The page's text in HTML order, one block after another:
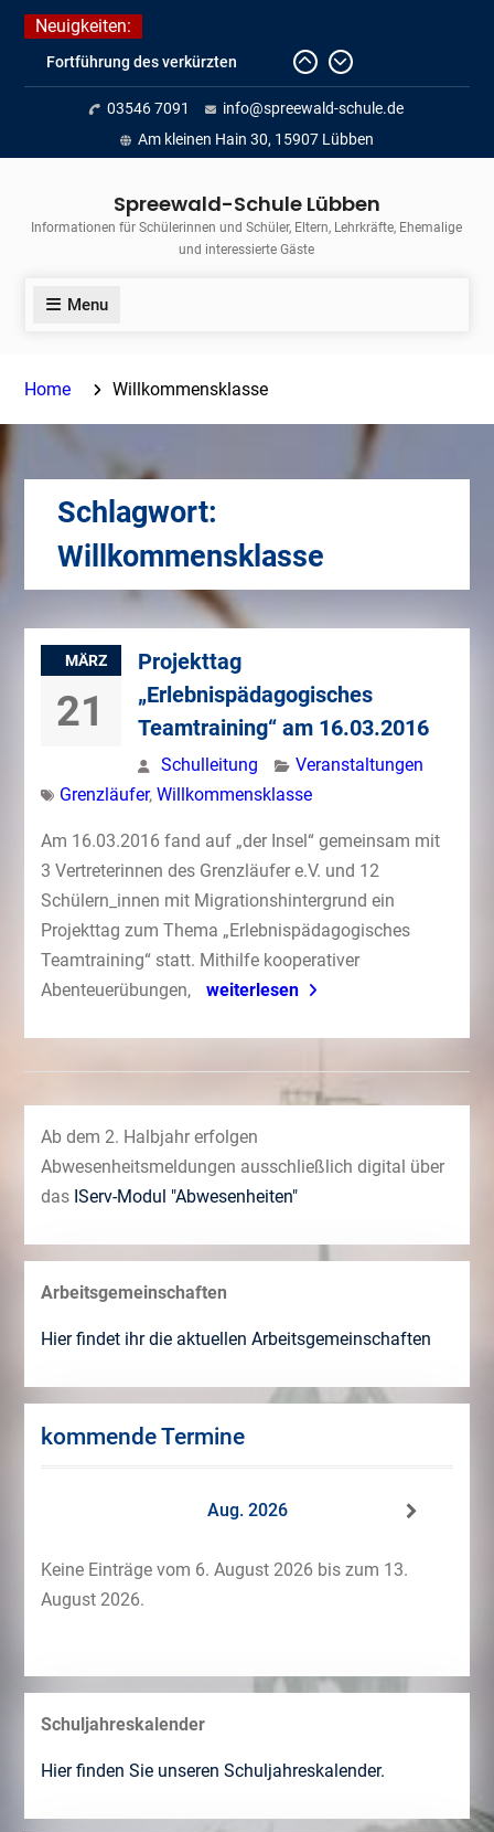
Skip
content
Neuigkeiten:
Fortführung des verkürzten
Unterrichts aufgrund der hohen
Temperaturen (22.06. bis
voraussichtlich zum 26.06.2026)
Journalismus hautnah
Insellauf 2026
03546 7091
info@spreewald-schule.de
Am kleinen Hain 30, 15907 Lübben
Spreewald-Schule Lübben
Informationen für Schülerinnen und Schüler, Eltern, Lehrkräfte, Ehemalige
und interessierte Gäste
Menu
Home Willkommensklasse
Schlagwort:
Willkommensklasse
MÄRZ
21
Projekttag
„Erlebnispädagogisches
Teamtraining“ am 16.03.2016
Schulleitung
Veranstaltungen
Grenzläufer, Willkommensklasse
Am 16.03.2016 fand auf „der Insel“ gemeinsam mit
3 Vertreterinnen des Grenzläufer e.V. und 12
Schülern_innen mit Migrationshintergrund ein
Projekttag zum Thema „Erlebnispädagogisches
Teamtraining“ statt. Mithilfe kooperativer
Abenteuerübungen,
weiterlesen
Ab dem 2. Halbjahr erfolgen
Abwesenheitsmeldungen ausschließlich digital über
das IServ-Modul "Abwesenheiten"
Arbeitsgemeinschaften
Hier findet ihr die aktuellen Arbeitsgemeinschaften
kommende Termine
Aug. 2026
Keine Einträge vom 6. August 2026 bis zum 13.
August 2026.
Schuljahreskalender
Hier finden Sie unseren Schuljahreskalender.